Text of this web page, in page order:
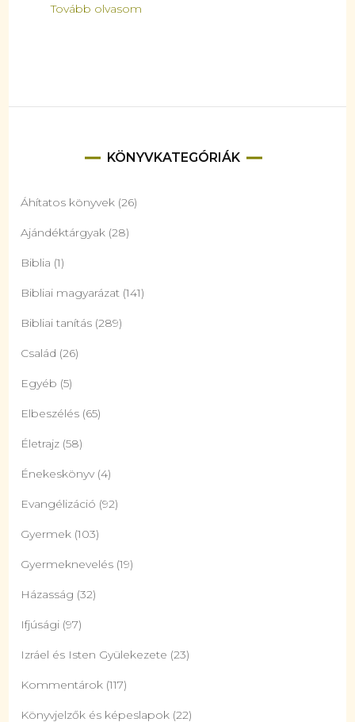
Tovább olvasom
KÖNYVKATEGÓRIÁK
Áhítatos könyvek (26)
Ajándéktárgyak (28)
Biblia (1)
Bibliai magyarázat (141)
Bibliai tanítás (289)
Család (26)
Egyéb (5)
Elbeszélés (65)
Életrajz (58)
Énekeskönyv (4)
Evangélizáció (92)
Gyermek (103)
Gyermeknevelés (19)
Házasság (32)
Ifjúsági (97)
Izráel és Isten Gyülekezete (23)
Kommentárok (117)
Könyvjelzők és képeslapok (22)